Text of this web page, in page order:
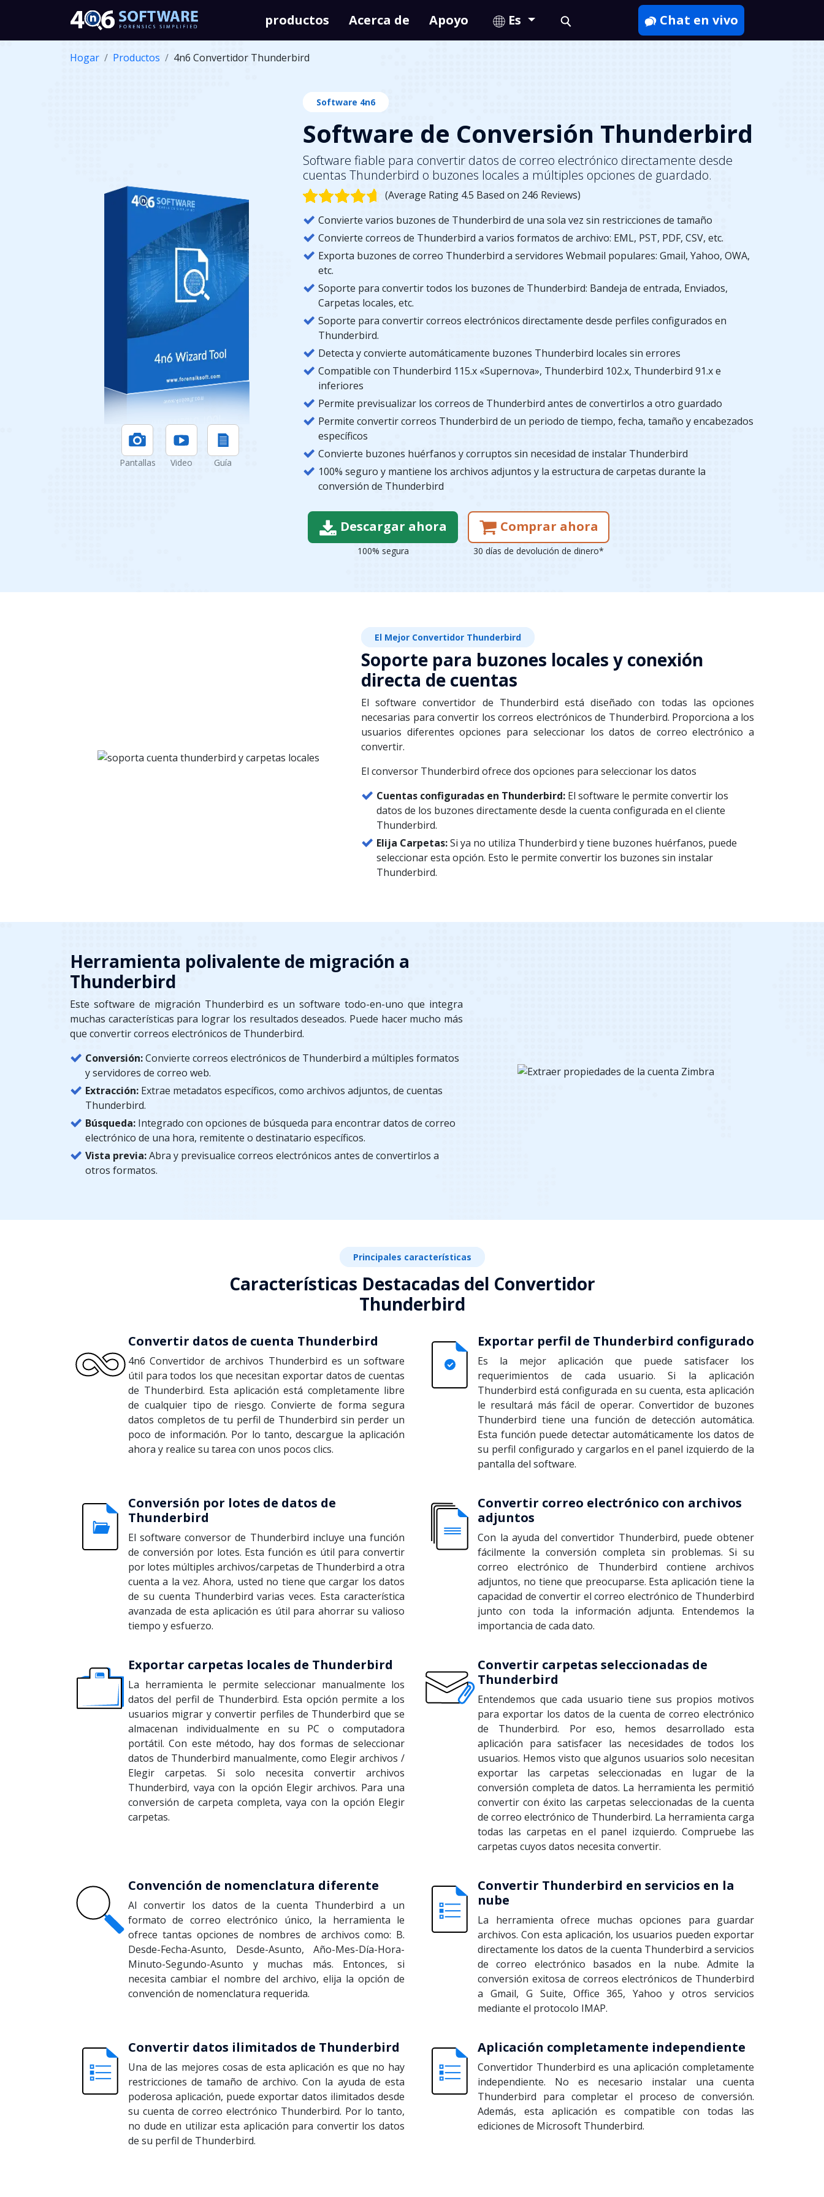
productos Acerca de Apoyo Es Chat en vivo
Hogar Productos 4n6 Convertidor Thunderbird
Pantallas Video Guía
Software 4n6
Software de Conversión Thunderbird
Software fiable para convertir datos de correo electrónico directamente desde
cuentas Thunderbird o buzones locales a múltiples opciones de guardado.
(Average Rating 4.5 Based on 246 Reviews)
Convierte varios buzones de Thunderbird de una sola vez sin restricciones de tamaño
Convierte correos de Thunderbird a varios formatos de archivo: EML, PST, PDF, CSV, etc.
Exporta buzones de correo Thunderbird a servidores Webmail populares: Gmail, Yahoo, OWA,
etc.
Soporte para convertir todos los buzones de Thunderbird: Bandeja de entrada, Enviados,
Carpetas locales, etc.
Soporte para convertir correos electrónicos directamente desde perfiles configurados en
Thunderbird.
Detecta y convierte automáticamente buzones Thunderbird locales sin errores
Compatible con Thunderbird 115.x «Supernova», Thunderbird 102.x, Thunderbird 91.x e
inferiores
Permite previsualizar los correos de Thunderbird antes de convertirlos a otro guardado
Permite convertir correos Thunderbird de un periodo de tiempo, fecha, tamaño y encabezados
específicos
Convierte buzones huérfanos y corruptos sin necesidad de instalar Thunderbird
100% seguro y mantiene los archivos adjuntos y la estructura de carpetas durante la
conversión de Thunderbird
Descargar ahora
100% segura
Comprar ahora
30 días de devolución de dinero*
El Mejor Convertidor Thunderbird
Soporte para buzones locales y conexión
directa de cuentas
El software convertidor de Thunderbird está diseñado con todas las opciones
necesarias para convertir los correos electrónicos de Thunderbird. Proporciona a los
usuarios diferentes opciones para seleccionar los datos de correo electrónico a
convertir.
El conversor Thunderbird ofrece dos opciones para seleccionar los datos
Cuentas configuradas en Thunderbird: El software le permite convertir los
datos de los buzones directamente desde la cuenta configurada en el cliente
Thunderbird.
Elija Carpetas:Si ya no utiliza Thunderbird y tiene buzones huérfanos, puede
seleccionar esta opción. Esto le permite convertir los buzones sin instalar
Thunderbird.
Herramienta polivalente de migración a
Thunderbird
Este software de migración Thunderbird es un software todo-en-uno que integra
muchas características para lograr los resultados deseados. Puede hacer mucho más
que convertir correos electrónicos de Thunderbird.
Conversión:Convierte correos electrónicos de Thunderbird a múltiples formatos
y servidores de correo web.
Extracción: Extrae metadatos específicos, como archivos adjuntos, de cuentas
Thunderbird.
Búsqueda: Integrado con opciones de búsqueda para encontrar datos de correo
electrónico de una hora, remitente o destinatario específicos.
Vista previa:Abra y previsualice correos electrónicos antes de convertirlos a
otros formatos.
Principales características
Características Destacadas del Convertidor
Thunderbird
Convertir datos de cuenta Thunderbird
4n6 Convertidor de archivos Thunderbird es un software
útil para todos los que necesitan exportar datos de cuentas
de Thunderbird. Esta aplicación está completamente libre
de cualquier tipo de riesgo. Convierte de forma segura
datos completos de tu perfil de Thunderbird sin perder un
poco de información. Por lo tanto, descargue la aplicación
ahora y realice su tarea con unos pocos clics.
Exportar perfil de Thunderbird configurado
Es la mejor aplicación que puede satisfacer los
requerimientos de cada usuario. Si la aplicación
Thunderbird está configurada en su cuenta, esta aplicación
le resultará más fácil de operar. Convertidor de buzones
Thunderbird tiene una función de detección automática.
Esta función puede detectar automáticamente los datos de
su perfil configurado y cargarlos en el panel izquierdo de la
pantalla del software.
Conversión por lotes de datos de
Thunderbird
El software conversor de Thunderbird incluye una función
de conversión por lotes. Esta función es útil para convertir
por lotes múltiples archivos/carpetas de Thunderbird a otra
cuenta a la vez. Ahora, usted no tiene que cargar los datos
de su cuenta Thunderbird varias veces. Esta característica
avanzada de esta aplicación es útil para ahorrar su valioso
tiempo y esfuerzo.
Convertir correo electrónico con archivos
adjuntos
Con la ayuda del convertidor Thunderbird, puede obtener
fácilmente la conversión completa sin problemas. Si su
correo electrónico de Thunderbird contiene archivos
adjuntos, no tiene que preocuparse. Esta aplicación tiene la
capacidad de convertir el correo electrónico de Thunderbird
junto con toda la información adjunta. Entendemos la
importancia de cada dato.
Exportar carpetas locales de Thunderbird
La herramienta le permite seleccionar manualmente los
datos del perfil de Thunderbird. Esta opción permite a los
usuarios migrar y convertir perfiles de Thunderbird que se
almacenan individualmente en su PC o computadora
portátil. Con este método, hay dos formas de seleccionar
datos de Thunderbird manualmente, como Elegir archivos /
Elegir carpetas. Si solo necesita convertir archivos
Thunderbird, vaya con la opción Elegir archivos. Para una
conversión de carpeta completa, vaya con la opción Elegir
carpetas.
Convertir carpetas seleccionadas de
Thunderbird
Entendemos que cada usuario tiene sus propios motivos
para exportar los datos de la cuenta de correo electrónico
de Thunderbird. Por eso, hemos desarrollado esta
aplicación para satisfacer las necesidades de todos los
usuarios. Hemos visto que algunos usuarios solo necesitan
exportar las carpetas seleccionadas en lugar de la
conversión completa de datos. La herramienta les permitió
convertir con éxito las carpetas seleccionadas de la cuenta
de correo electrónico de Thunderbird. La herramienta carga
todas las carpetas en el panel izquierdo. Compruebe las
carpetas cuyos datos necesita convertir.
Convención de nomenclatura diferente
Al convertir los datos de la cuenta Thunderbird a un
formato de correo electrónico único, la herramienta le
ofrece tantas opciones de nombres de archivos como: B.
Desde-Fecha-Asunto, Desde-Asunto, Año-Mes-Día-Hora-
Minuto-Segundo-Asunto y muchas más. Entonces, si
necesita cambiar el nombre del archivo, elija la opción de
convención de nomenclatura requerida.
Convertir Thunderbird en servicios en la
nube
La herramienta ofrece muchas opciones para guardar
archivos. Con esta aplicación, los usuarios pueden exportar
directamente los datos de la cuenta Thunderbird a servicios
de correo electrónico basados en la nube. Admite la
conversión exitosa de correos electrónicos de Thunderbird
a Gmail, G Suite, Office 365, Yahoo y otros servicios
mediante el protocolo IMAP.
Convertir datos ilimitados de Thunderbird
Una de las mejores cosas de esta aplicación es que no hay
restricciones de tamaño de archivo. Con la ayuda de esta
poderosa aplicación, puede exportar datos ilimitados desde
su cuenta de correo electrónico Thunderbird. Por lo tanto,
no dude en utilizar esta aplicación para convertir los datos
de su perfil de Thunderbird.
Aplicación completamente independiente
Convertidor Thunderbird es una aplicación completamente
independiente. No es necesario instalar una cuenta
Thunderbird para completar el proceso de conversión.
Además, esta aplicación es compatible con todas las
ediciones de Microsoft Thunderbird.